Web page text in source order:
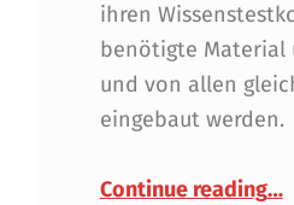
ihren
benötigte Material
und von allen
eingebaut werden.
Continue reading…